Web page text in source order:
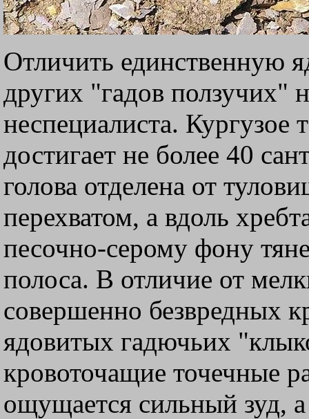
Отличить единственную
других "гадов ползучих"
неспециалиста. Кургузое
достигает не более 40
голова отделена от
перехватом, а вдоль
песочно-серому фону
полоса. В отличие от
совершенно безвредных
ядовитых гадючьих
кровоточащие точечные
ощущается сильный зуд,